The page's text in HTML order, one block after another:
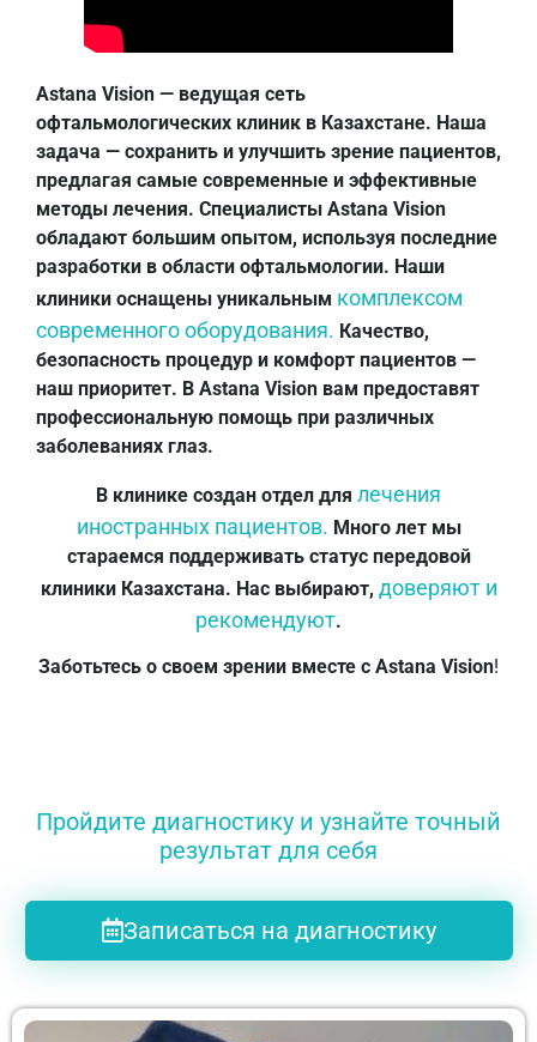
Astana Vision — ведущая сеть
офтальмологических клиник в Казахстане. Наша
задача — сохранить и улучшить зрение пациентов,
предлагая самые современные и эффективные
методы лечения. Специалисты Astana Vision
обладают большим опытом, используя последние
разработки в области офтальмологии. Наши
клиники оснащены уникальным комплексом
современного оборудования. Качество,
безопасность процедур и комфорт пациентов —
наш приоритет. В Astana Vision вам предоставят
профессиональную помощь при различных
заболеваниях глаз.
В клинике создан отдел для лечения
иностранных пациентов. Много лет мы
стараемся поддерживать статус передовой
клиники Казахстана. Нас выбирают, доверяют и
рекомендуют.
Заботьтесь о своем зрении вместе с Astana Vision!
Пройдите диагностику и узнайте точный
результат для себя
Записаться на диагностику